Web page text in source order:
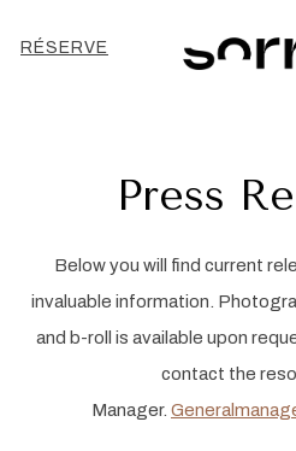
RÉSERVE
Press
Below you will find current
invaluable information.
and b-roll is available upon
contact the
Manager.